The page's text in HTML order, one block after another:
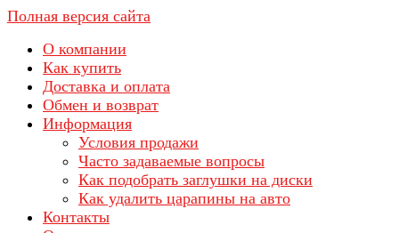
Полная версия сайта
О компании
Как купить
Доставка и оплата
Обмен и возврат
Информация
Условия продажи
Часто задаваемые вопросы
Как подобрать заглушки на диски
Как удалить царапины на авто
Контакты